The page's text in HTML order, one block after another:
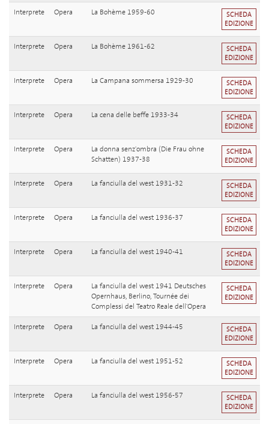
Interprete Opera La Bohème 1959-60
SCHEDA
EDIZIONE
Interprete Opera La Bohème 1961-62
SCHEDA
EDIZIONE
Interprete Opera La Campana sommersa 1929-30
SCHEDA
EDIZIONE
Interprete Opera La cena delle beffe 1933-34
SCHEDA
EDIZIONE
Interprete Opera
La donna senz'ombra (Die Frau ohne
Schatten) 1937-38
SCHEDA
EDIZIONE
Interprete Opera La fanciulla del west 1931-32
SCHEDA
EDIZIONE
Interprete Opera La fanciulla del west 1936-37
SCHEDA
EDIZIONE
Interprete Opera La fanciulla del west 1940-41
SCHEDA
EDIZIONE
Interprete Opera
La fanciulla del west 1941 Deutsches
Opernhaus, Berlino, Tournée dei
Complessi del Teatro Reale dell'Opera
SCHEDA
EDIZIONE
Interprete Opera La fanciulla del west 1944-45
SCHEDA
EDIZIONE
Interprete Opera La fanciulla del west 1951-52
SCHEDA
EDIZIONE
Interprete Opera La fanciulla del west 1956-57
SCHEDA
EDIZIONE